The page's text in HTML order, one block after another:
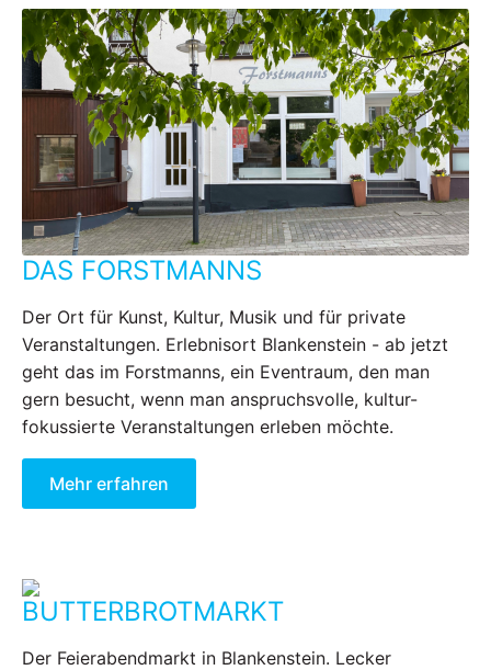
DAS FORSTMANNS
Der Ort für Kunst, Kultur, Musik und für private
Veranstaltungen. Erlebnisort Blankenstein - ab jetzt
geht das im Forstmanns, ein Eventraum, den man
gern besucht, wenn man anspruchsvolle, kultur-
fokussierte Veranstaltungen erleben möchte.
Mehr erfahren
BUTTERBROTMARKT
Der Feierabendmarkt in Blankenstein. Lecker